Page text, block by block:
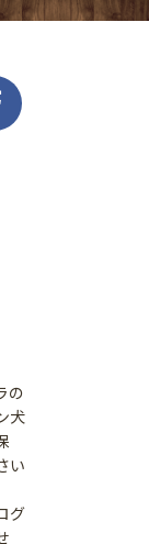
の
犬
い
グ